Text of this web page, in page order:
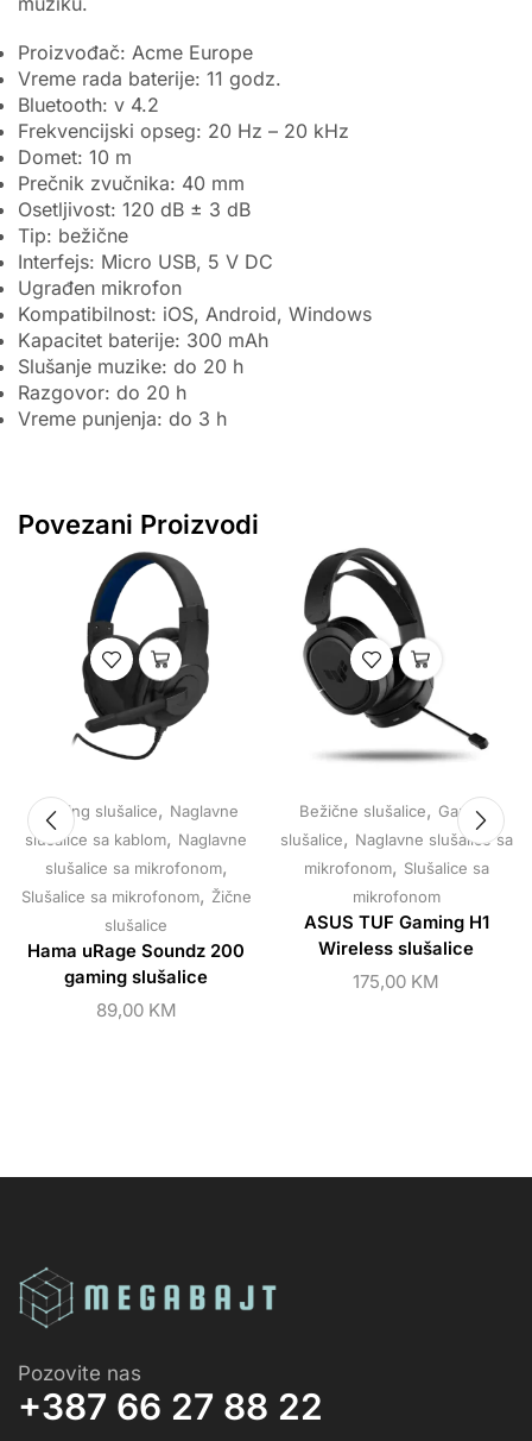
Proizvođač: Acme Europe
Vreme rada baterije: 11 godz.
Bluetooth: v 4.2
Frekvencijski opseg: 20 Hz – 20 kHz
Domet: 10 m
Prečnik zvučnika: 40 mm
Osetljivost: 120 dB ± 3 dB
Tip: bežične
Interfejs: Micro USB, 5 V DC
Ugrađen mikrofon
Kompatibilnost: iOS, Android, Windows
Kapacitet baterije: 300 mAh
Slušanje muzike: do 20 h
Razgovor: do 20 h
Vreme punjenja: do 3 h
Povezani Proizvodi
Gaming slušalice, Naglavne
slušalice sa kablom, Naglavne
slušalice sa mikrofonom,
Slušalice sa mikrofonom, Žične
slušalice
Hama uRage Soundz 200
gaming slušalice
89,00 KM
Bežične slušalice, Gaming
slušalice, Naglavne slušalice sa
mikrofonom, Slušalice sa
mikrofonom
ASUS TUF Gaming H1
Wireless slušalice
175,00 KM
Pozovite nas
+387 66 27 88 22